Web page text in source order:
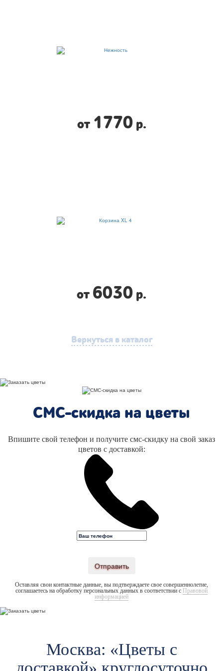
от 1770р.
от 6030 р.
Вернуться в каталог
СМС-скидка на цветы
Впишите свой телефон и получите смс-скидку на свой заказ
цветов с доставкой:
Отправить
Оставляя свои контактные данные, вы подтверждаете свое совершеннолетие,
соглашаетесь на обработку персональных данных в соответствии с Правовой
информацией
Москва: «Цветы c